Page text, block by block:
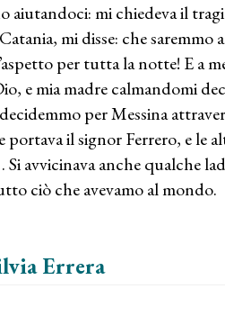
aiutandoci: mi chiedeva il
mi disse: che
per tutta la notte! E a
e mia madre calmandomi
per Messina
portava il signor Ferrero, e le
avvicinava anche qualche
ciò che avevamo al mondo.
Errera